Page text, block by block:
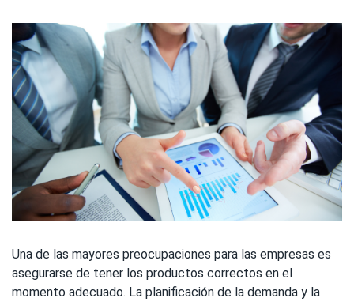
Una de las mayores preocupaciones para las empresas es
asegurarse de tener los productos correctos en el
momento adecuado. La planificación de la demanda y la